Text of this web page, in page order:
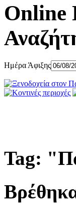
Online
Ημέρα Άφιξης
Tag: "